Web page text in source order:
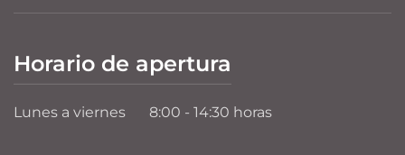
Horario de apertura
Lunes a viernes 8:00 - 14:30 horas